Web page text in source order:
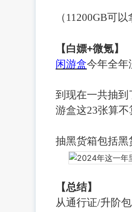
（ 11200GB可以
【白嫖+微氪】
闲游盒今年全年
到现在一共抽到
游盒这23张算不
抽黑货箱包括黑
【总结】
从通行证/升阶